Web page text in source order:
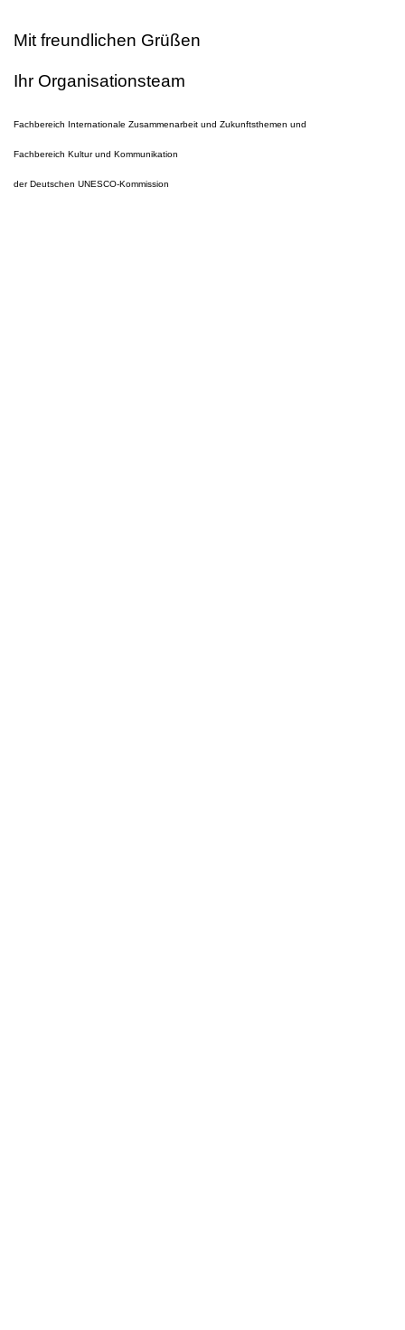
Mit freundlichen Grüßen
Ihr Organisationsteam
Fachbereich Internationale Zusammenarbeit und Zukunftsthemen und
Fachbereich Kultur und Kommunikation
der Deutschen UNESCO-Kommission